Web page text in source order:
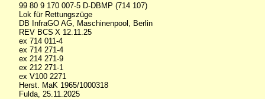
99 80 9 170 007-5 D-DBMP (714 107)
Lok für Rettungszüge
DB InfraGO AG, Maschinenpool, Berlin
REV BCS X 12.11.25
ex 714 011-4
ex 714 271-4
ex 214 271-9
ex 212 271-1
ex V100 2271
Herst. MaK 1965/1000318
Fulda, 25.11.2025